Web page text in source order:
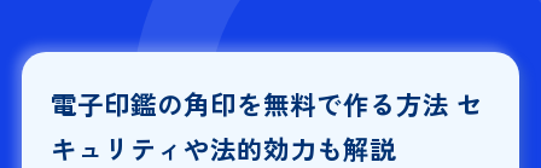
電子印鑑の角印を無料で作る方法 セ
キュリティや法的効力も解説